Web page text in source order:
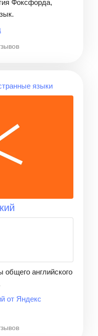
Фоксфорда,
языки
общего английского
от Яндекс